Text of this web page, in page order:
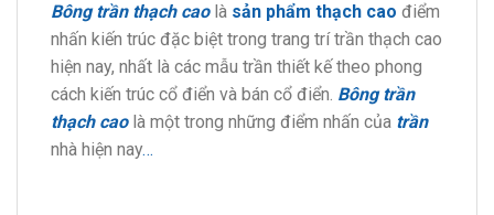
Bông trần thạch caolà sản phẩm thạch cao điểm
nhấn kiến trúc đặc biệt trong trang trí trần thạch cao
hiện nay, nhất là các mẫu trần thiết kế theo phong
cách kiến trúc cổ điển và bán cổ điển. Bông trần
thạch caolà một trong những điểm nhấn của trần
nhà hiện nay…